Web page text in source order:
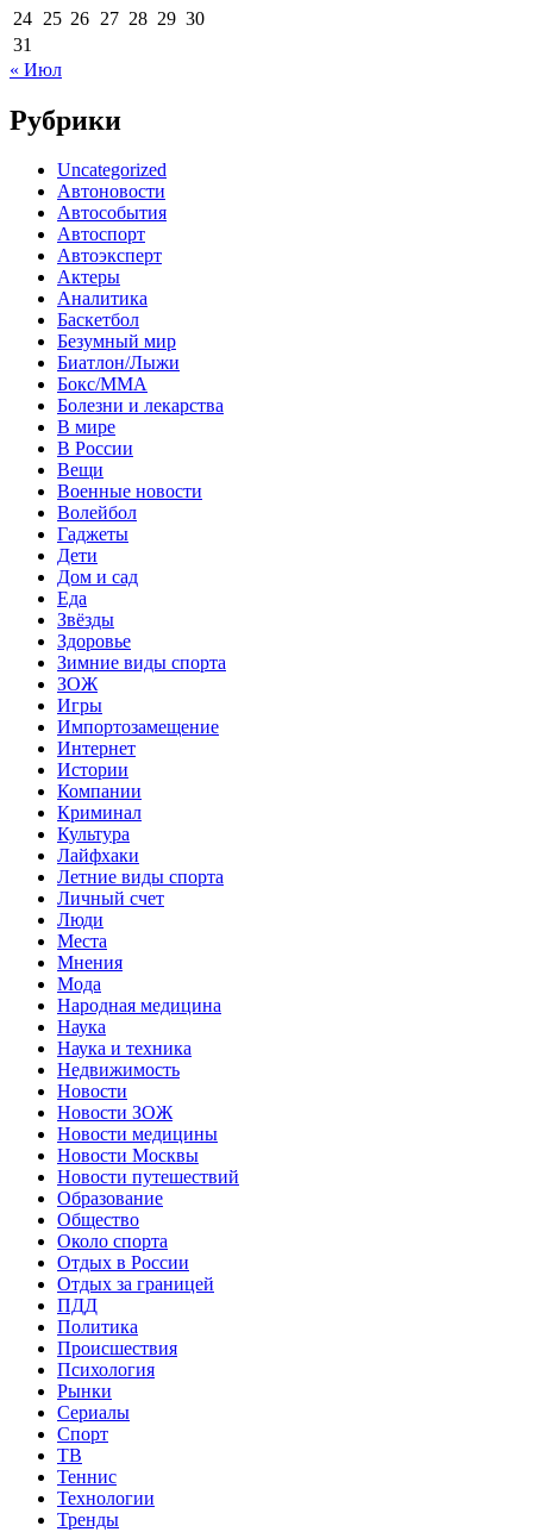
24 25 26 27 28 29 30
31
« Июл
Рубрики
Uncategorized
Автоновости
Автособытия
Автоспорт
Автоэксперт
Актеры
Аналитика
Баскетбол
Безумный мир
Биатлон/Лыжи
Бокс/MMA
Болезни и лекарства
В мире
В России
Вещи
Военные новости
Волейбол
Гаджеты
Дети
Дом и сад
Еда
Звёзды
Здоровье
Зимние виды спорта
ЗОЖ
Игры
Импортозамещение
Интернет
Истории
Компании
Криминал
Культура
Лайфхаки
Летние виды спорта
Личный счет
Люди
Места
Мнения
Мода
Народная медицина
Наука
Наука и техника
Недвижимость
Новости
Новости ЗОЖ
Новости медицины
Новости Москвы
Новости путешествий
Образование
Общество
Около спорта
Отдых в России
Отдых за границей
ПДД
Политика
Происшествия
Психология
Рынки
Сериалы
Спорт
ТВ
Теннис
Технологии
Тренды